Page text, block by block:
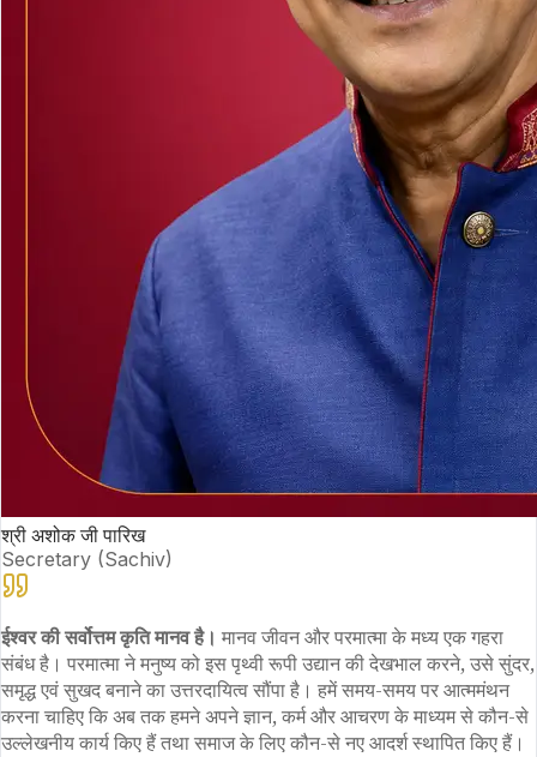
श्री अशोक जी पारिख
Secretary (Sachiv)
ईश्वर की सर्वोत्तम कृति मानव है। मानव जीवन और परमात्मा के मध्य एक गहरा
संबंध है। परमात्मा ने मनुष्य को इस पृथ्वी रूपी उद्यान की देखभाल करने, उसे सुंदर,
समृद्ध एवं सुखद बनाने का उत्तरदायित्व सौंपा है। हमें समय-समय पर आत्ममंथन
करना चाहिए कि अब तक हमने अपने ज्ञान, कर्म और आचरण के माध्यम से कौन-से
उल्लेखनीय कार्य किए हैं तथा समाज के लिए कौन-से नए आदर्श स्थापित किए हैं।